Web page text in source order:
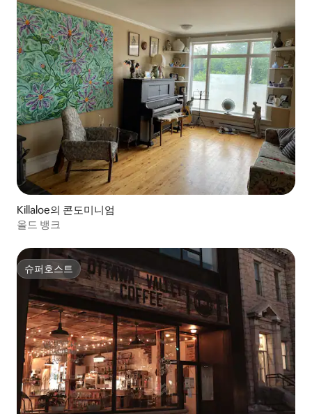
Killaloe의 콘도미니엄
올드 뱅크
슈퍼호스트
슈퍼호스트